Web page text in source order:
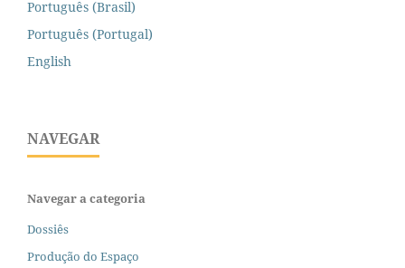
Português (Brasil)
Português (Portugal)
English
NAVEGAR
Navegar a categoria
Dossiês
Produção do Espaço